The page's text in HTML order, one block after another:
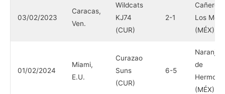
03/02/2023
Caracas,
Ven.
Wildcats
KJ74
(CUR)
2-1
Cañeros
Los
(MÉX)
01/02/2024
Miami,
E.U.
Curazao
Suns
(CUR)
6-5
de
(MÉX)